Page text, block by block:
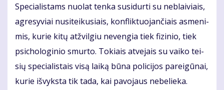
Spe­cia­lis­tams nuo­lat ten­ka su­si­dur­ti su ne­blai­viais,
ag­re­sy­viai nu­si­tei­ku­siais, kon­flik­tuo­jan­čiais as­me­ni­
mis, ku­rie ki­tų at­žvil­giu ne­ven­gia tiek fi­zi­nio, tiek
psi­cho­lo­gi­nio smur­to. To­kiais at­ve­jais su vai­ko tei­
sių spe­cia­lis­tais vi­są lai­ką bū­na po­li­ci­jos pa­rei­gū­nai,
ku­rie iš­vyks­ta tik ta­da, kai pa­vo­jaus ne­be­lie­ka.